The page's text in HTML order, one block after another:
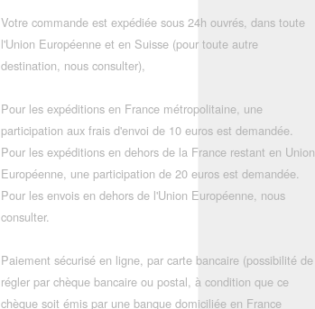
Votre commande est expédiée sous 24h ouvrés, dans toute
l'Union Européenne et en Suisse (pour toute autre
destination, nous consulter),
Pour les expéditions en France métropolitaine, une
participation aux frais d'envoi de 10 euros est demandée.
Pour les expéditions en dehors de la France restant en Union
Européenne, une participation de 20 euros est demandée.
Pour les envois en dehors de l'Union Européenne, nous
consulter.
Paiement sécurisé en ligne, par carte bancaire (possibilité de
régler par chèque bancaire ou postal, à condition que ce
chèque soit émis par une banque domiciliée en France